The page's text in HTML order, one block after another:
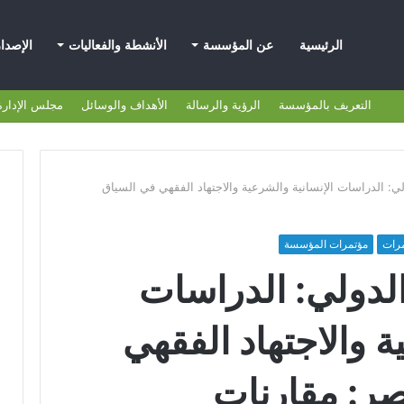
الرئيسية عن المؤسسة الأنشطة والفعاليات
التعريف بالمؤسسة الرؤية والرسالة الأهداف والوسائل مجلس
الدراسات الإنسانية والشرعية والاجتهاد الفقهي في السياق
مؤتمرات المؤسسة
الدراسات
والاجتهاد الفقهي
مقارنات